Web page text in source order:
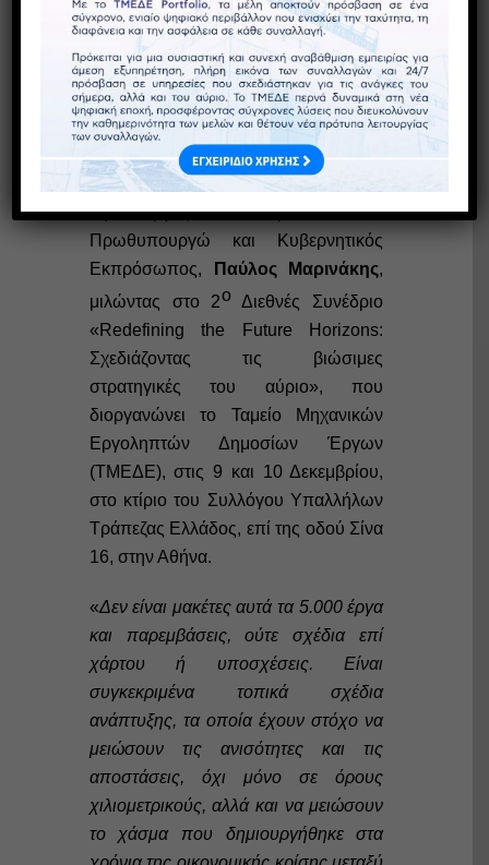
Επενδύσεις που ξεπερνούν τα 68
δισεκατομμύρια ευρώ, στο πλαίσιο
των περιφερειακών σχεδίων
ανάπτυξης, καλείται να υλοποιήσει η
χώρα μας ως το 2030, όπως είπε ο
Υφυπουργός παρά τω
Πρωθυπουργώ και Κυβερνητικός
Εκπρόσωπος,
Παύλος Μαρινάκης,
μιλώντας στο 2ο Διεθνές Συνέδριο
«Redefining the Future Horizons:
Σχεδιάζοντας τις βιώσιμες
στρατηγικές του αύριο», που
διοργανώνει το Ταμείο Μηχανικών
Εργοληπτών Δημοσίων Έργων
(ΤΜΕΔΕ), στις 9 και 10 Δεκεμβρίου,
στο κτίριο του Συλλόγου Υπαλλήλων
Τράπεζας Ελλάδος, επί της οδού Σίνα
16, στην Αθήνα.
«Δεν είναι μακέτες αυτά τα 5.000 έργα
και παρεμβάσεις, ούτε σχέδια επί
χάρτου ή υποσχέσεις. Είναι
συγκεκριμένα τοπικά σχέδια
ανάπτυξης, τα οποία έχουν στόχο να
μειώσουν τις ανισότητες και τις
αποστάσεις, όχι μόνο σε όρους
χιλιομετρικούς, αλλά και να μειώσουν
το χάσμα που δημιουργήθηκε στα